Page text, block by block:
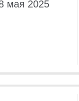
мая 2025